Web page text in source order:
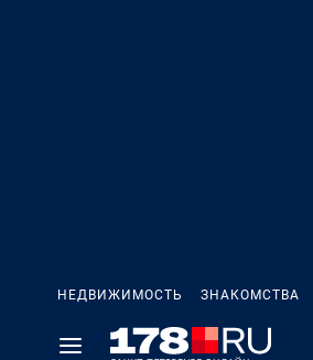
НЕДВИЖИМОСТЬ ЗНАКОМСТВА